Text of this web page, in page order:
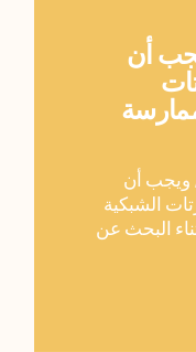
أن
ممارسة
ويجب أن
الشبكية
البحث عن